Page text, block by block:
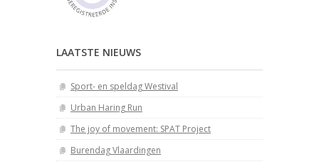
LAATSTE NIEUWS
Sport- en speldag Westival
Urban Haring Run
The joy of movement: SPAT Project
Burendag Vlaardingen